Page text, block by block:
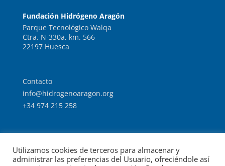
Fundación Hidrógeno Aragón
Parque Tecnológico Walqa
Ctra. N-330a, km. 566
22197 Huesca
Contacto
info@hidrogenoaragon.org
+34 974 215 258
Intranet
Utilizamos cookies de terceros para almacenar y
administrar las preferencias del Usuario, ofreciéndole así